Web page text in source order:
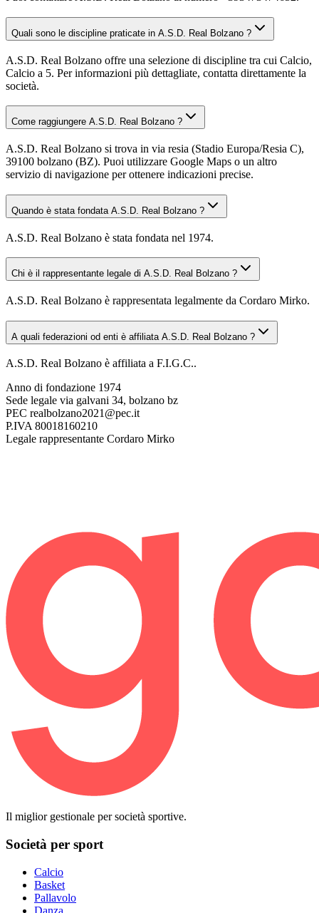
Quali sono le discipline praticate in A.S.D. Real Bolzano ?
A.S.D. Real Bolzano offre una selezione di discipline tra cui Calcio,
Calcio a 5. Per informazioni più dettagliate, contatta direttamente la
società.
Come raggiungere A.S.D. Real Bolzano ?
A.S.D. Real Bolzano si trova in via resia (Stadio Europa/Resia C),
39100 bolzano (BZ). Puoi utilizzare Google Maps o un altro
servizio di navigazione per ottenere indicazioni precise.
Quando è stata fondata A.S.D. Real Bolzano ?
A.S.D. Real Bolzano è stata fondata nel 1974.
Chi è il rappresentante legale di A.S.D. Real Bolzano ?
A.S.D. Real Bolzano è rappresentata legalmente da Cordaro Mirko.
A quali federazioni od enti è affiliata A.S.D. Real Bolzano ?
A.S.D. Real Bolzano è affiliata a F.I.G.C..
Anno di fondazione 1974
Sede legale via galvani 34, bolzano bz
PEC realbolzano2021@pec.it
P.IVA 80018160210
Legale rappresentante Cordaro Mirko
Il miglior gestionale per società sportive.
Società per sport
Calcio
Basket
Pallavolo
Danza